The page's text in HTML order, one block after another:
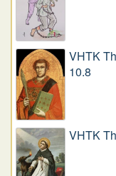
VHTK
10.8
VHTK